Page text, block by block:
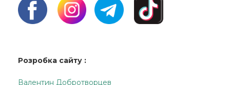
Розробка сайту :
Валентин Добротворцев